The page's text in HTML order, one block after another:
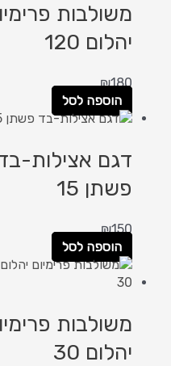
משולבות
יהלום 120
₪180
הוספה לסל
דגם אצילות-
פשתן 15
₪150
הוספה לסל
משולבות
יהלום 30